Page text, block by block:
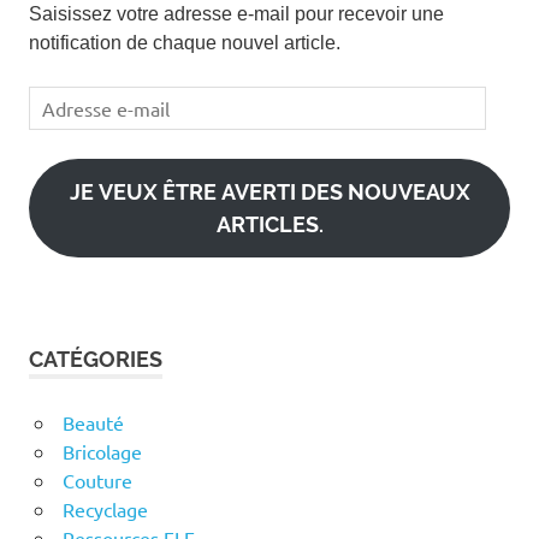
Saisissez votre adresse e-mail pour recevoir une
notification de chaque nouvel article.
Adresse
e-
mail
JE VEUX ÊTRE AVERTI DES NOUVEAUX
ARTICLES.
CATÉGORIES
Beauté
Bricolage
Couture
Recyclage